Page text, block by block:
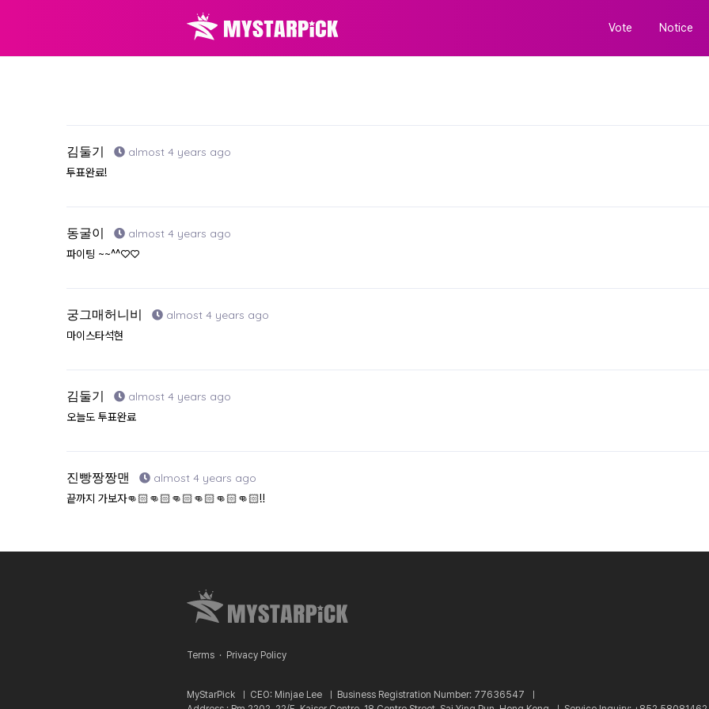
Vote Notice
김둘기 almost 4 years ago
투표완료!
동굴이 almost 4 years ago
파이팅 ~~^^♡♡
궁그매허니비 almost 4 years ago
마이스타석현
김둘기 almost 4 years ago
오늘도 투표완료
진빵짱짱맨 almost 4 years ago
끝까지 가보자👊🏻👊🏻👊🏻👊🏻👊🏻👊🏻‼️
Terms · Privacy Policy
MyStarPick ㅣ CEO: Minjae Lee ㅣ Business Registration Number: 77636547 ㅣ